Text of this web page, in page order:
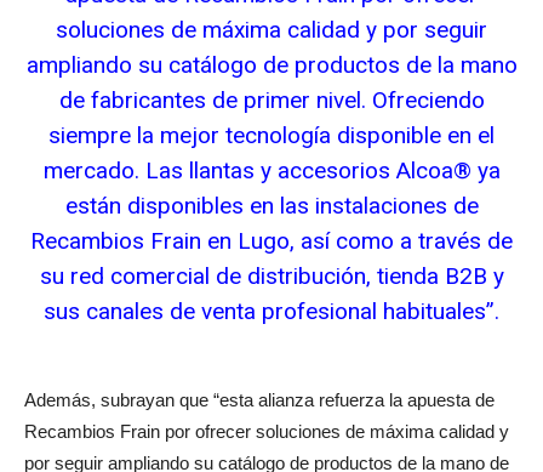
soluciones de máxima calidad y por seguir
ampliando su catálogo de productos de la mano
de fabricantes de primer nivel. Ofreciendo
siempre la mejor tecnología disponible en el
mercado. Las llantas y accesorios Alcoa® ya
están disponibles en las instalaciones de
Recambios Frain en Lugo, así como a través de
su red comercial de distribución, tienda B2B y
sus canales de venta profesional habituales”.
Además, subrayan que “esta alianza refuerza la apuesta de
Recambios Frain por ofrecer soluciones de máxima calidad y
por seguir ampliando su catálogo de productos de la mano de